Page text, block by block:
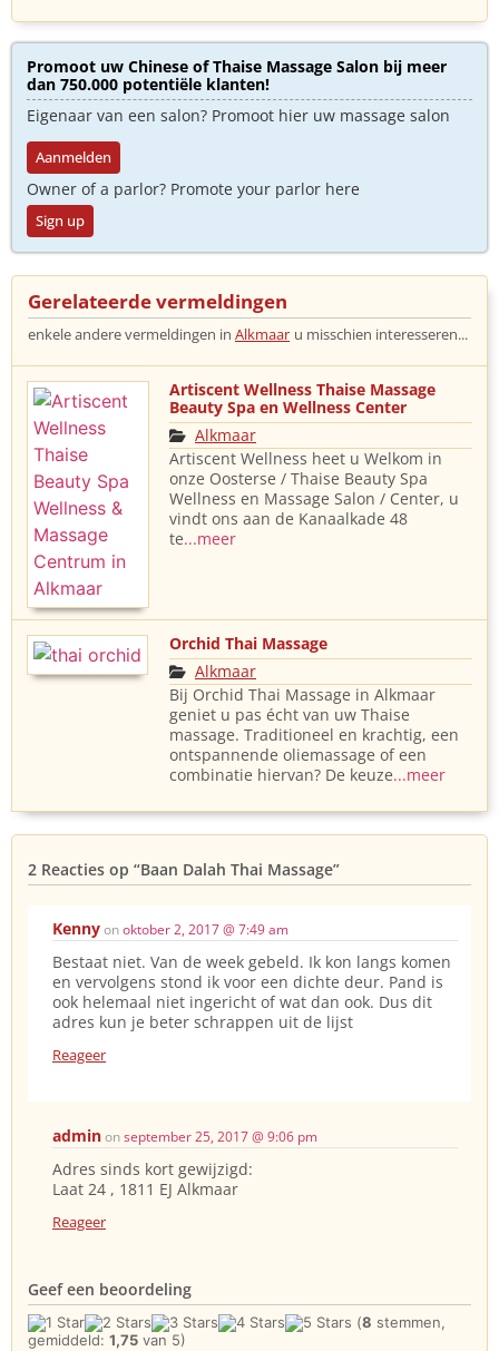
Promoot uw Chinese of Thaise Massage Salon bij meer
dan 750.000 potentiële klanten!
Eigenaar van een salon? Promoot hier uw massage salon
Aanmelden
Owner of a parlor? Promote your parlor here
Sign up
Gerelateerde vermeldingen
enkele andere vermeldingen in Alkmaar u misschien interesseren...
Artiscent Wellness Thaise Massage
Beauty Spa en Wellness Center
Alkmaar
Artiscent Wellness heet u Welkom in
onze Oosterse / Thaise Beauty Spa
Wellness en Massage Salon / Center, u
vindt ons aan de Kanaalkade 48
te...meer
Orchid Thai Massage
Alkmaar
Bij Orchid Thai Massage in Alkmaar
geniet u pas écht van uw Thaise
massage. Traditioneel en krachtig, een
ontspannende oliemassage of een
combinatie hiervan? De keuze...meer
2 Reacties op “Baan Dalah Thai Massage”
Kennyonoktober 2, 2017 @ 7:49 am
Bestaat niet. Van de week gebeld. Ik kon langs komen
en vervolgens stond ik voor een dichte deur. Pand is
ook helemaal niet ingericht of wat dan ook. Dus dit
adres kun je beter schrappen uit de lijst
Reageer
adminonseptember 25, 2017 @ 9:06 pm
Adres sinds kort gewijzigd:
Laat 24 , 1811 EJ Alkmaar
Reageer
Geef een beoordeling
(8 stemmen,
gemiddeld: 1,75 van 5)